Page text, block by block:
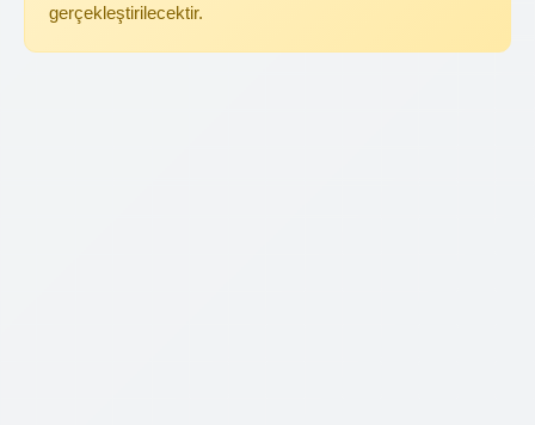
gerçekleştirilecektir.